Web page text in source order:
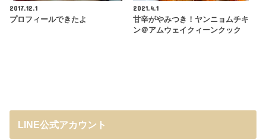
2017.12.1
プロフィールできたよ
2021.4.1
甘辛がやみつき！ヤンニョムチキ
ン＠アムウェイクィーンクック
LINE公式アカウント